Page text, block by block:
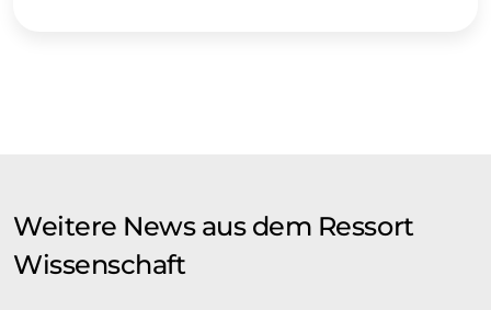
Weitere News aus dem Ressort
Wissenschaft